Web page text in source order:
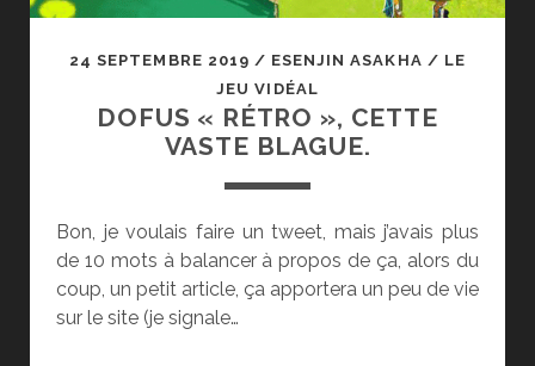
24 SEPTEMBRE 2019 / ESENJIN ASAKHA / LE
JEU VIDÉAL
DOFUS « RÉTRO », CETTE
VASTE BLAGUE.
Bon, je voulais faire un tweet, mais j’avais plus
de 10 mots à balancer à propos de ça, alors du
coup, un petit article, ça apportera un peu de vie
sur le site (je signale…